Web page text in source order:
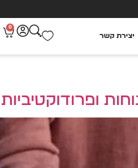
יצירת קשר
0
ופרודוקטיביות